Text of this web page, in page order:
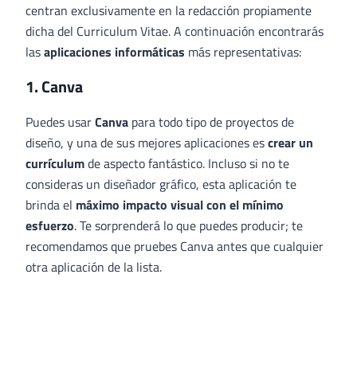
centran exclusivamente en la redacción propiamente
dicha del Curriculum Vitae. A continuación encontrarás
lasaplicaciones informáticas más representativas:
1. Canva
Puedes usarCanva para todo tipo de proyectos de
diseño, y una de sus mejores aplicaciones escrear un
currículumde aspecto fantástico. Incluso si no te
consideras un diseñador gráfico, esta aplicación te
brinda el máximo impacto visual con el mínimo
esfuerzo. Te sorprenderá lo que puedes producir; te
recomendamos que pruebes Canva antes que cualquier
otra aplicación de la lista.